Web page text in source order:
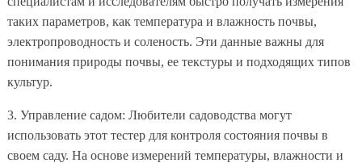
таких параметров, как температура и влажность почвы,
электропроводность и соленость. Эти данные важны для
понимания природы почвы, ее текстуры и подходящих типов
культур.
3. Управление садом: Любители садоводства могут
использовать этот тестер для контроля состояния почвы в
своем саду. На основе измерений температуры, влажности и